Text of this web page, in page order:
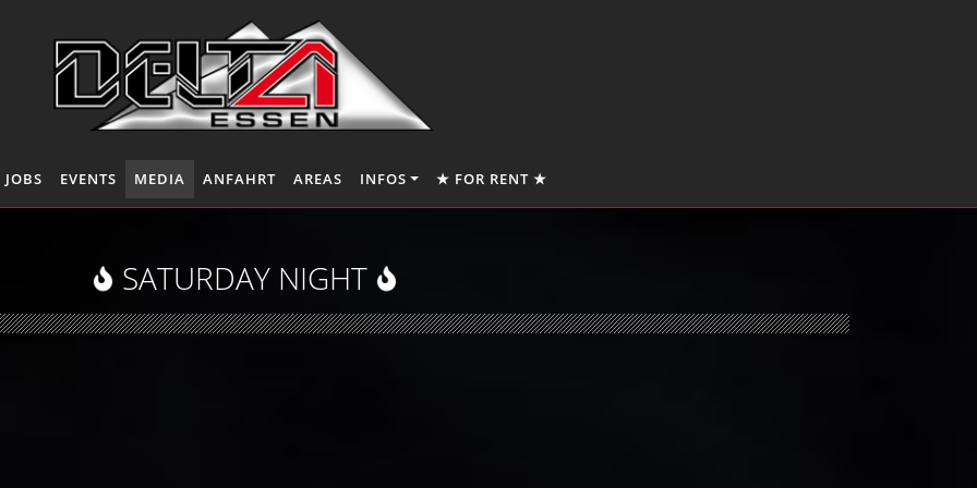
JOBS EVENTS MEDIA ANFAHRT AREAS INFOS ★ FOR RENT ★
SATURDAY NIGHT